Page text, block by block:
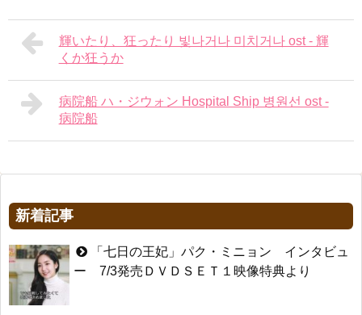
輝いたり、狂ったり 빛나거나 미치거나 ost - 輝
くか狂うか
病院船 ハ・ジウォン Hospital Ship 병원선 ost -
病院船
新着記事
「七日の王妃」パク・ミニョン インタビュ
ー 7/3発売ＤＶＤＳＥＴ１映像特典より